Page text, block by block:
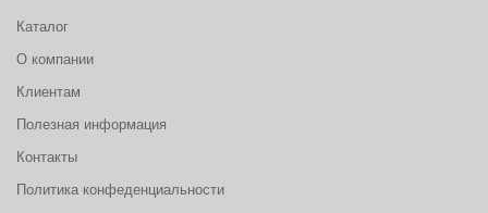
Каталог
О компании
Клиентам
Полезная информация
Контакты
Политика конфеденциальности